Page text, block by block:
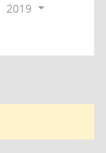
2019